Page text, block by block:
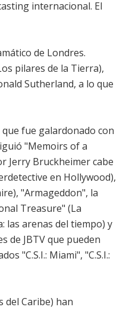
internacional. El
de Londres.
pilares de la Tierra),
Sutherland, a lo que
fue galardonado con
"Memoirs of a
Jerry Bruckheimer cabe
en Hollywood),
"Armageddon", la
Treasure" (La
las arenas del tiempo) y
de JBTV que pueden
"C.S.I.: Miami", "C.S.I.:
del Caribe) han